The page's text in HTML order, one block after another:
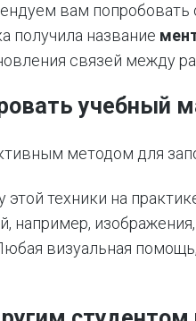
вам попробовать
получила название
связей между
учебный
методом для
этой техники на
например,
визуальная